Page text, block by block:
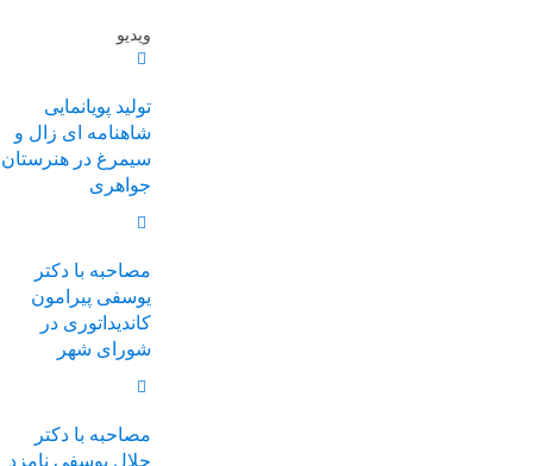
ویدیو
تولید پویانمایی
شاهنامه ای زال و
سیمرغ در هنرستان
جواهری
مصاحبه با دکتر
یوسفی پیرامون
کاندیداتوری در
شورای شهر
مصاحبه با دکتر
جلال یوسفی نامزد